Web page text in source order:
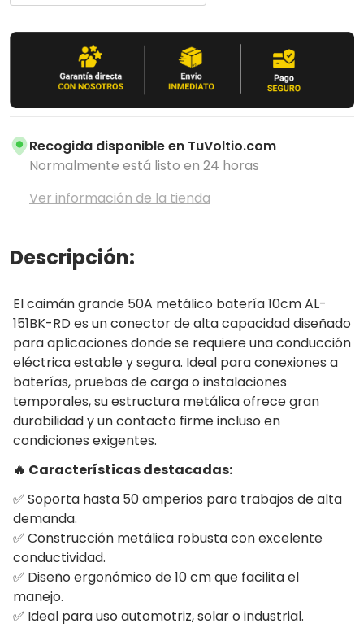
Recogida disponible en TuVoltio.com
Normalmente está listo en 24 horas
Ver información de la tienda
Descripción:
El caimán grande 50A metálico batería 10cm AL-
151BK-RD es un conector de alta capacidad diseñado
para aplicaciones donde se requiere una conducción
eléctrica estable y segura. Ideal para conexiones a
baterías, pruebas de carga o instalaciones
temporales, su estructura metálica ofrece gran
durabilidad y un contacto firme incluso en
condiciones exigentes.
🔥 Características destacadas:
✅ Soporta hasta 50 amperios para trabajos de alta
demanda.
✅ Construcción metálica robusta con excelente
conductividad.
✅ Diseño ergonómico de 10 cm que facilita el
manejo.
✅ Ideal para uso automotriz, solar o industrial.